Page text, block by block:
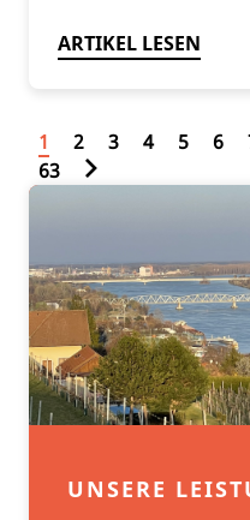
ARTIKEL LESEN
1 2 3 4 5 6
63
UNSERE